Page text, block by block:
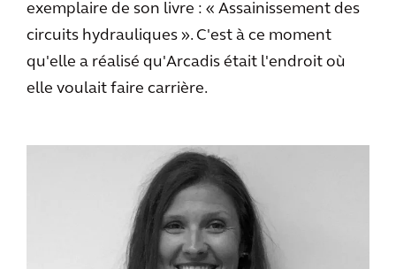
exemplaire de son livre : « Assainissement des
circuits hydrauliques ». C'est à ce moment
qu'elle a réalisé qu'Arcadis était l'endroit où
elle voulait faire carrière.